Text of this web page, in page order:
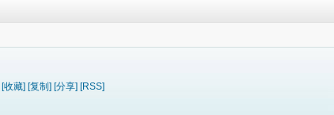
[收藏] [复制] [分享] [RSS]